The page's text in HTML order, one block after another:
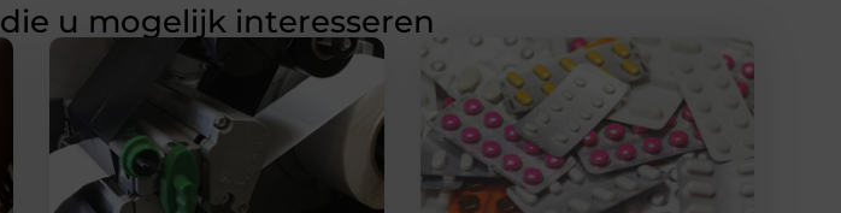
die u mogelijk interesseren